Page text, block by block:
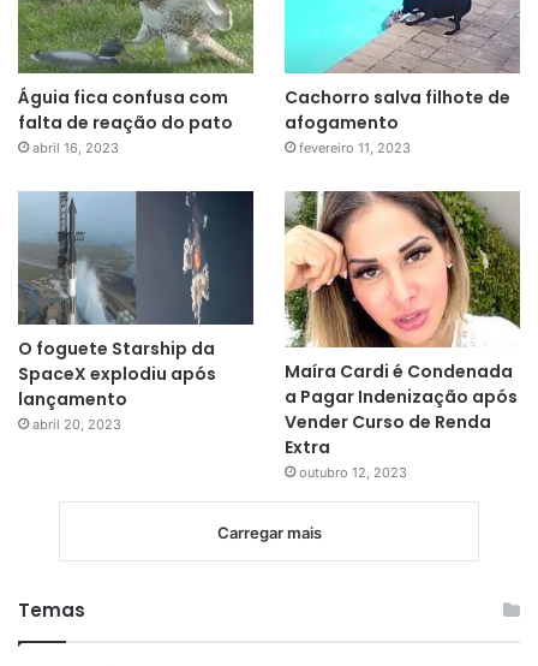
Águia fica confusa com
falta de reação do pato
abril 16, 2023
Cachorro salva filhote de
afogamento
fevereiro 11, 2023
O foguete Starship da
SpaceX explodiu após
lançamento
abril 20, 2023
Maíra Cardi é Condenada
a Pagar Indenização após
Vender Curso de Renda
Extra
outubro 12, 2023
Carregar mais
Temas